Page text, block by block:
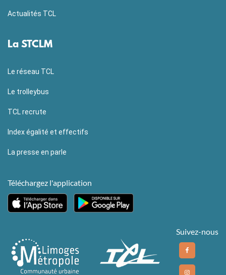
Actualités TCL
La STCLM
Le réseau TCL
Le trolleybus
TCL recrute
Index égalité et effectifs
La presse en parle
Téléchargez l'application
Suivez-nous